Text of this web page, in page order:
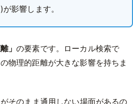
影響します。
離」の要素です。ローカル検索で
物理的距離が大きな影響を持ちま
そのまま通用しない場面があるの